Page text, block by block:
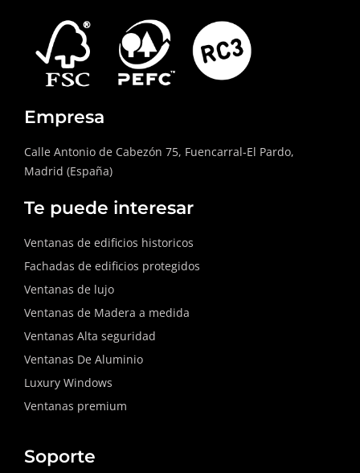
Empresa
Calle Antonio de Cabezón 75, Fuencarral-El Pardo,
Madrid (España)
Te puede interesar
Ventanas de edificios historicos
Fachadas de edificios protegidos
Ventanas de lujo
Ventanas de Madera a medida
Ventanas Alta seguridad
Ventanas De Aluminio
Luxury Windows
Ventanas premium
Soporte